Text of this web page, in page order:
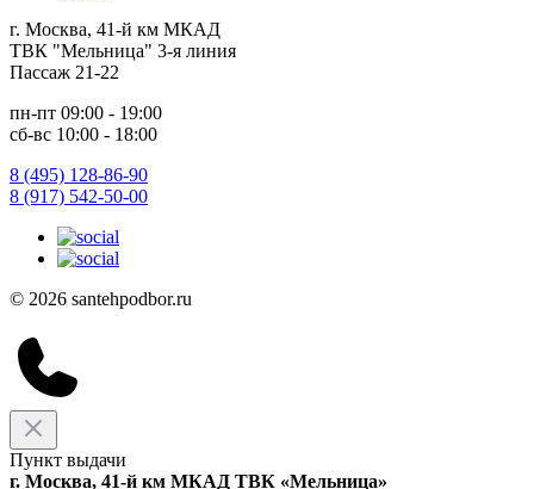
г. Москва, 41-й км МКАД
ТВК "Мельница" 3-я линия
Пассаж 21-22
пн-пт 09:00 - 19:00
сб-вс 10:00 - 18:00
8 (495) 128-86-90
8 (917) 542-50-00
© 2026 santehpodbor.ru
Пункт выдачи
г. Москва, 41-й км МКАД ТВК «Мельница»